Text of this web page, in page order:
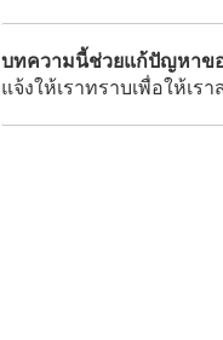
บทความนี้ช่วยแก้ปัญหาข
แจ้งให้เราทราบเพื่อให้เร